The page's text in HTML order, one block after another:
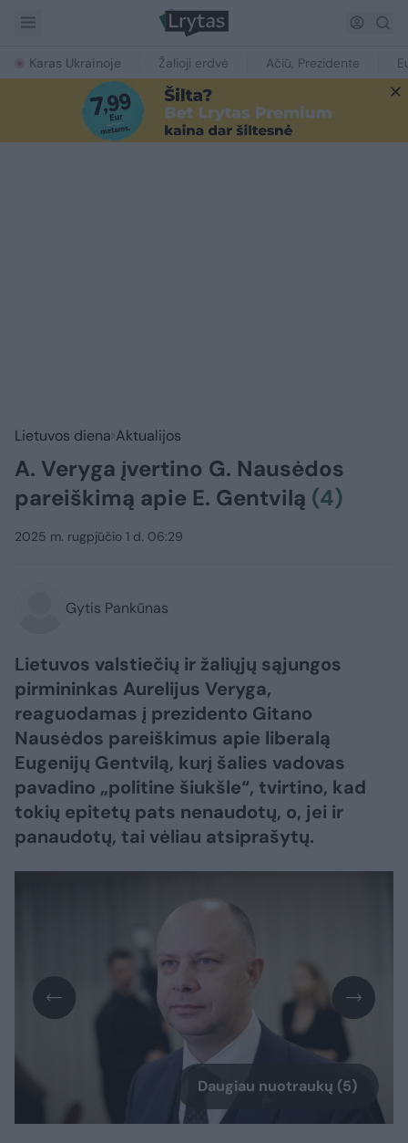
Karas Ukrainoje Žalioji erdvė Ačiū, Prezidente
Lietuvos diena Aktualijos
A. Veryga įvertino G. Nausėdos
pareiškimą apie E. Gentvilą (4)
2025 m. rugpjūčio 1 d. 06:29
Gytis Pankūnas
Lietuvos valstiečių ir žaliųjų sąjungos
pirmininkas Aurelijus Veryga,
reaguodamas į prezidento Gitano
Nausėdos pareiškimus apie liberalą
Eugenijų Gentvilą, kurį šalies vadovas
pavadino „politine šiukšle“, tvirtino, kad
tokių epitetų pats nenaudotų, o, jei ir
panaudotų, tai vėliau atsiprašytų.
Daugiau nuotraukų (5)